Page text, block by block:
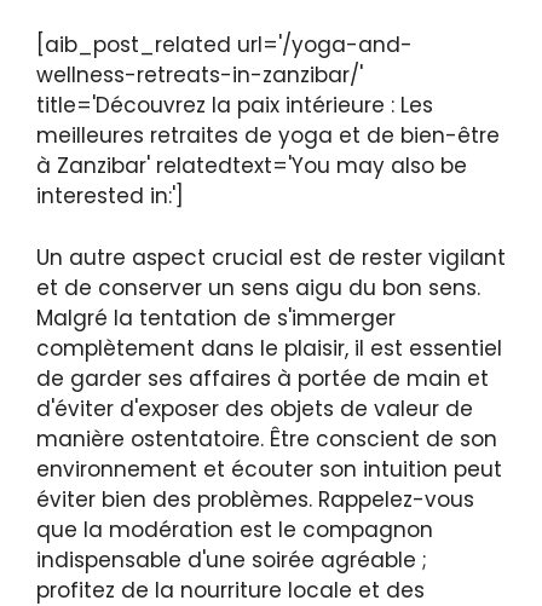
[aib_post_related url='/yoga-and-
wellness-retreats-in-zanzibar/'
title='Découvrez la paix intérieure : Les
meilleures retraites de yoga et de bien-être
à Zanzibar' relatedtext='You may also be
interested in:']
Un autre aspect crucial est de rester vigilant
et de conserver un sens aigu du bon sens.
Malgré la tentation de s'immerger
complètement dans le plaisir, il est essentiel
de garder ses affaires à portée de main et
d'éviter d'exposer des objets de valeur de
manière ostentatoire. Être conscient de son
environnement et écouter son intuition peut
éviter bien des problèmes. Rappelez-vous
que la modération est le compagnon
indispensable d'une soirée agréable ;
profitez de la nourriture locale et des